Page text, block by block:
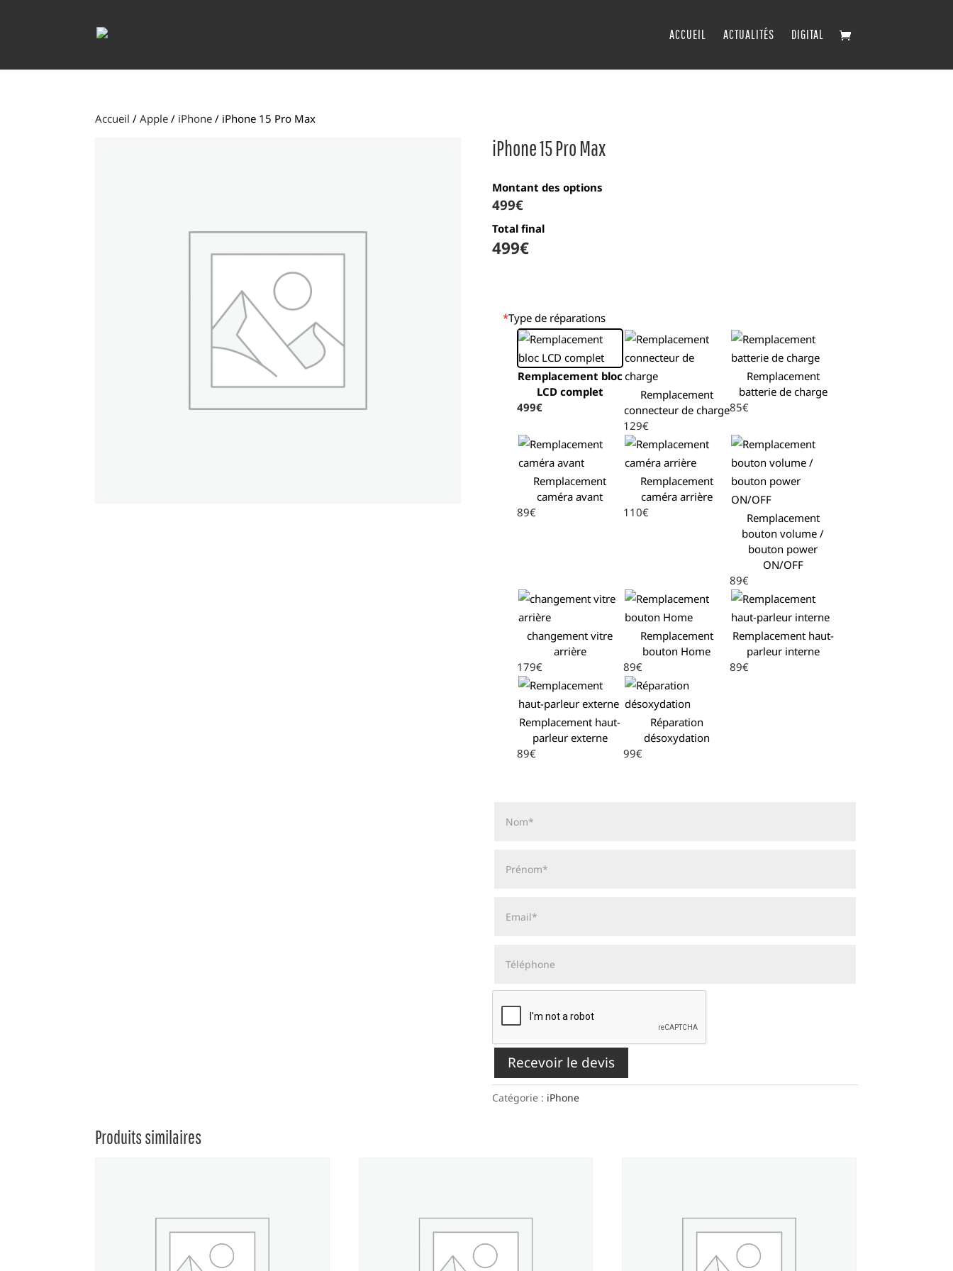
ACCUEIL ACTUALITÉS DIGITAL
Accueil /Apple / iPhone / iPhone 15 Pro Max
iPhone 15 Pro Max
Montant des options
499€
Total final
499€
*Type de réparations
Remplacement bloc
LCD complet
499€
Remplacement
connecteur de charge
129€
Remplacement
batterie de charge
85€
Remplacement
caméra avant
89€
Remplacement
caméra arrière
110€
Remplacement
bouton volume /
bouton power
ON/OFF
89€
changement vitre
arrière
179€
Remplacement
bouton Home
89€
Remplacement haut-
parleur interne
89€
Remplacement haut-
parleur externe
89€
Réparation
désoxydation
99€
Recevoir le devis
Catégorie : iPhone
Produits similaires